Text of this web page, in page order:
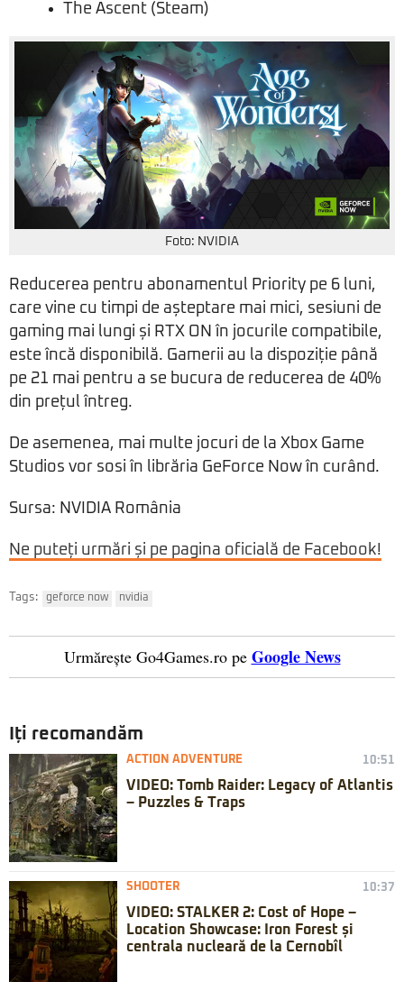
The Ascent (Steam)
Foto: NVIDIA
Reducerea pentru abonamentul Priority pe 6 luni,
care vine cu timpi de așteptare mai mici, sesiuni de
gaming mai lungi și RTX ON în jocurile compatibile,
este încă disponibilă. Gamerii au la dispoziție până
pe 21 mai pentru a se bucura de reducerea de 40%
din prețul întreg.
De asemenea, mai multe jocuri de la Xbox Game
Studios vor sosi în librăria GeForce Now în curând.
Sursa: NVIDIA România
Ne puteți urmări și pe pagina oficială de Facebook!
Tags: geforce now nvidia
Urmărește Go4Games.ro pe Google News
Iți recomandăm
ACTION ADVENTURE 10:51
VIDEO: Tomb Raider: Legacy of Atlantis
– Puzzles & Traps
SHOOTER 10:37
VIDEO: STALKER 2: Cost of Hope –
Location Showcase: Iron Forest și
centrala nucleară de la Cernobîl